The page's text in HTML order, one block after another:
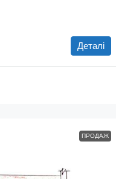
Деталі
ПРОДАЖ